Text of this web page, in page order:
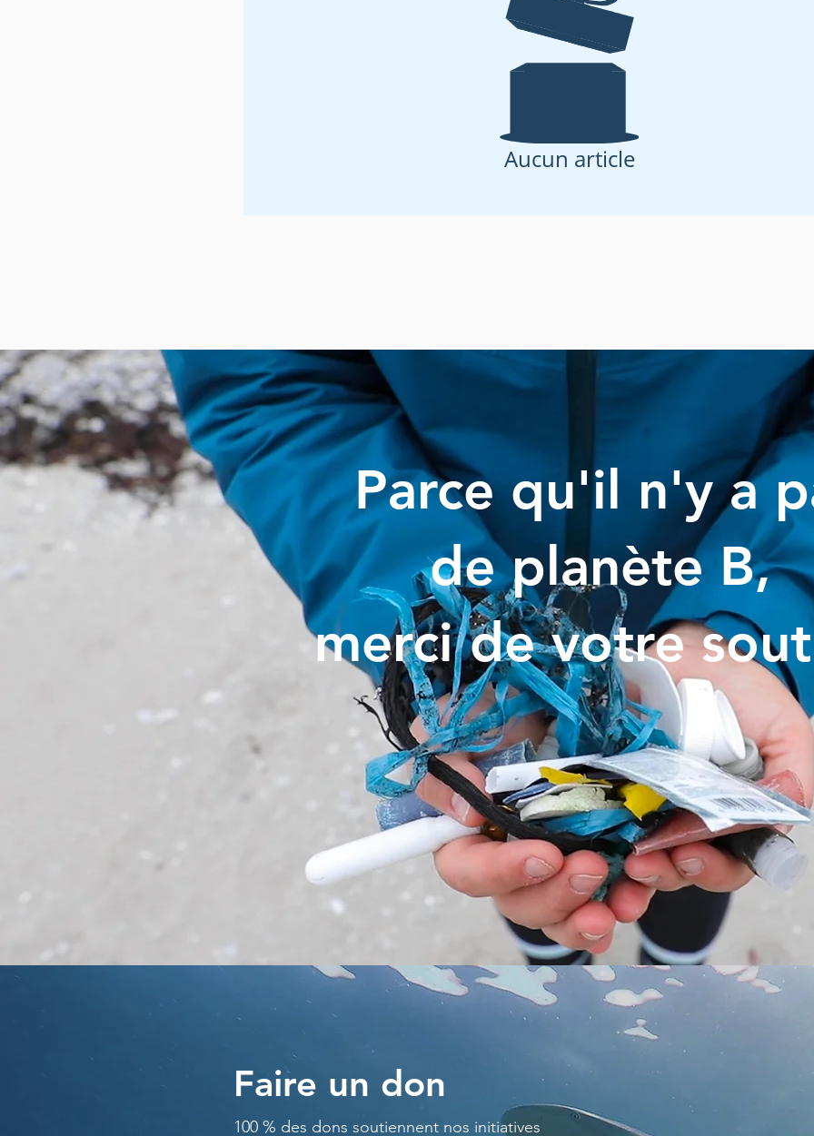
Aucun article
Parce qu'il n'y a
de planète B,
merci de votre
Faire un don
100 % des dons soutiennent nos initiatives